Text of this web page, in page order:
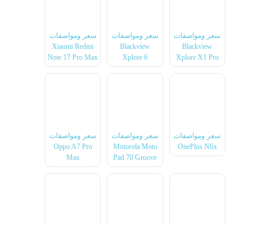
سعر ومواصفات
Blackview
Xplore X1 Pro
سعر ومواصفات
Blackview
Xplore 6
سعر ومواصفات
Xiaomi Redmi
Note 17 Pro Max
سعر ومواصفات
OnePlus N6x
سعر ومواصفات
Motorola Moto
Pad 70 Groove
سعر ومواصفات
Oppo A7 Pro
Max